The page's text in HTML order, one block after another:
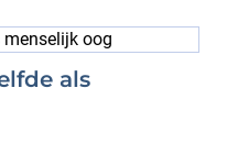
als